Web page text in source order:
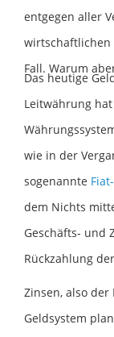
entgegen aller
wirtschaftlichen
Fall. Warum
Das heutige
Leitwährung
wie in der
sogenannte
dem Nichts
Geschäfts- und
Rückzahlung
Zinsen, also der
Geldsystem